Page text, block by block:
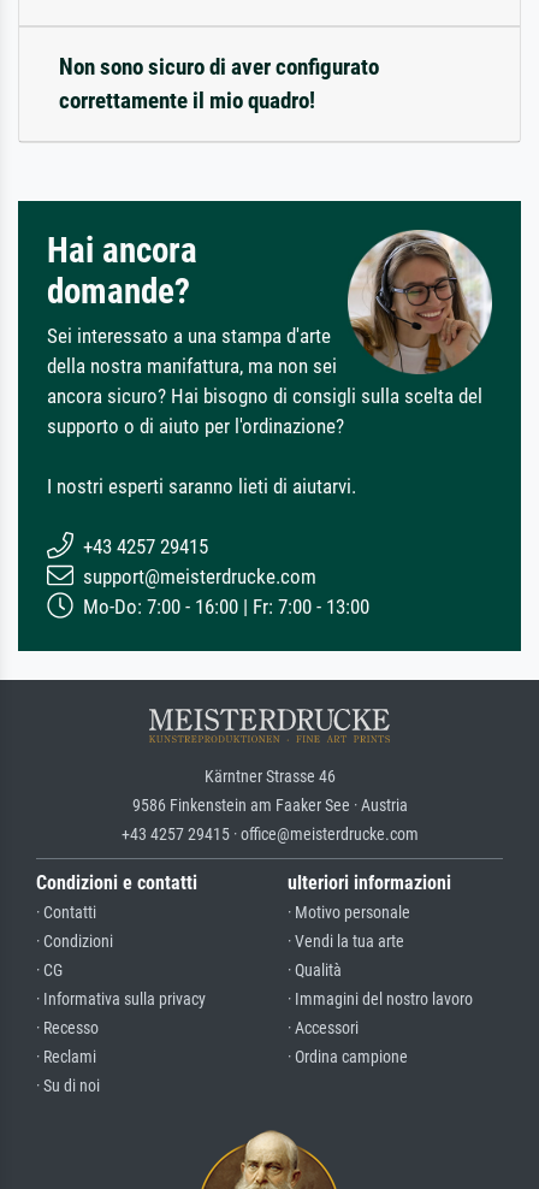
Non sono sicuro di aver configurato
correttamente il mio quadro!
Hai ancora
domande?
Sei interessato a una stampa d'arte
della nostra manifattura, ma non sei
ancora sicuro? Hai bisogno di consigli sulla scelta del
supporto o di aiuto per l'ordinazione?
I nostri esperti saranno lieti di aiutarvi.
+43 4257 29415
support@meisterdrucke.com
Mo-Do: 7:00 - 16:00 | Fr: 7:00 - 13:00
Kärntner Strasse 46
9586 Finkenstein am Faaker See · Austria
+43 4257 29415 · office@meisterdrucke.com
Condizioni e contatti
· Contatti
· Condizioni
· CG
· Informativa sulla privacy
· Recesso
· Reclami
· Su di noi
ulteriori informazioni
· Motivo personale
· Vendi la tua arte
· Qualità
· Immagini del nostro lavoro
· Accessori
· Ordina campione